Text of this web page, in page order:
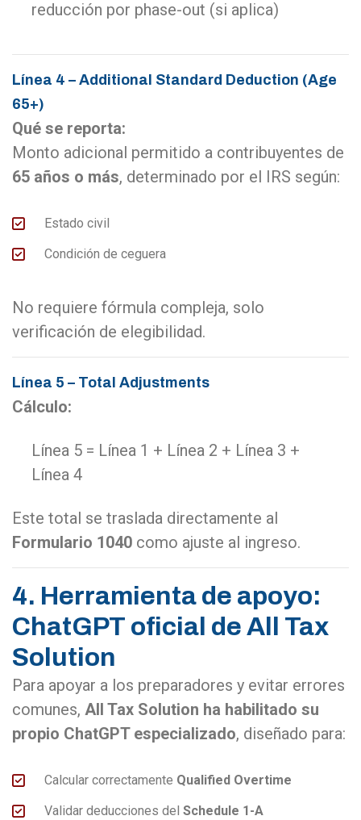
reducción por phase-out (si aplica)
Línea 4 – Additional Standard Deduction (Age
65+)
Qué se reporta:
Monto adicional permitido a contribuyentes de
65 años o más, determinado por el IRS según:
Estado civil
Condición de ceguera
No requiere fórmula compleja, solo
verificación de elegibilidad.
Línea 5 – Total Adjustments
Cálculo:
Línea 5 = Línea 1 + Línea 2 + Línea 3 +
Línea 4
Este total se traslada directamente al
Formulario 1040 como ajuste al ingreso.
4. Herramienta de apoyo:
ChatGPT oficial de All Tax
Solution
Para apoyar a los preparadores y evitar errores
comunes, All Tax Solution ha habilitado su
propio ChatGPT especializado, diseñado para:
Calcular correctamente Qualified Overtime
Validar deducciones del Schedule 1-A